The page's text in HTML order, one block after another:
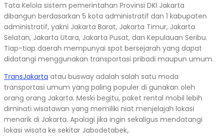
Tata Kelola sistem pemerintahan Provinsi DKI Jakarta
dibangun berdasarkan 5 kota administratif dan 1 kabupaten
administratif, yakni Jakarta Barat, Jakarta Timur, Jakarta
Selatan, Jakarta Utara, Jakarta Pusat, dan Kepulauan Seribu.
Tiap-tiap daerah mempunyai spot bersejarah yang dapat
didatangi menggunakan transportasi pribadi maupun umum.
TransJakarta atau busway adalah salah satu moda
transportasi umum yang paling populer di gunakan oleh
orang orang Jakarta. Meski begitu, paket rental mobil lebih
diminati wisatawan yang memiliki niat menjelajah lokasi
menarik di Jakarta. Apalagi jika ingin sekaligus mendatangi
lokasi wisata ke sekitar Jabodetabek,.